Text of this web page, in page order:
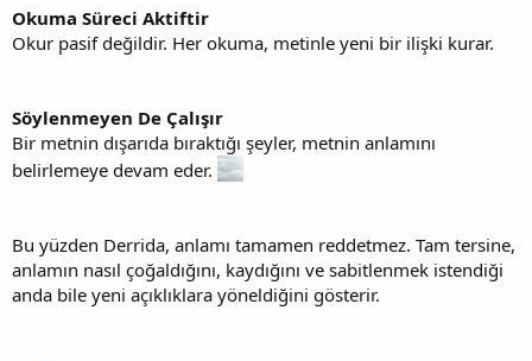
Okuma Süreci Aktiftir
Okur pasif değildir. Her okuma, metinle yeni bir ilişki kurar.
Söylenmeyen De Çalışır
Bir metnin dışarıda bıraktığı şeyler, metnin anlamını
belirlemeye devam eder.
Bu yüzden Derrida, anlamı tamamen reddetmez. Tam tersine,
anlamın nasıl çoğaldığını, kaydığını ve sabitlenmek istendiği
anda bile yeni açıklıklara yöneldiğini gösterir.